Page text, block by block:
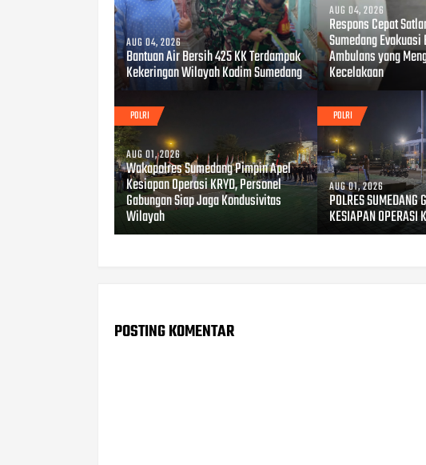
AUG 04, 2026
Bantuan Air Bersih 425 KK Terdampak
Kekeringan Wilayah Kodim Sumedang
AUG 04, 2026
Respons Cepat
Sumedang
Ambulans yang
Kecelakaan
POLRI
AUG 01, 2026
Wakapolres Sumedang Pimpin Apel
Kesiapan Operasi KRYD, Personel
Gabungan Siap Jaga Kondusivitas
Wilayah
POLRI
AUG 01, 2026
POLRES SUMEDANG
KESIAPAN OPERASI
POSTING KOMENTAR